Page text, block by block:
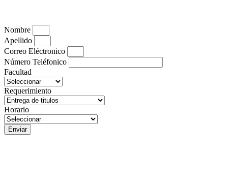
Nombre
Apellido
Correo Eléctronico
Número Teléfonico
Facultad
Requerimiento
Horario
Enviar